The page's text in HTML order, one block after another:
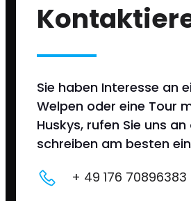
Sie haben Interesse an
Welpen oder eine Tour
Huskys, rufen Sie uns an
schreiben am besten
+ 49 176 70896383